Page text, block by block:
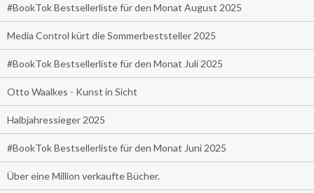
#BookTok Bestsellerliste für den Monat August 2025
Media Control kürt die Sommerbeststeller 2025
#BookTok Bestsellerliste für den Monat Juli 2025
Otto Waalkes - Kunst in Sicht
Halbjahressieger 2025
#BookTok Bestsellerliste für den Monat Juni 2025
Über eine Million verkaufte Bücher.